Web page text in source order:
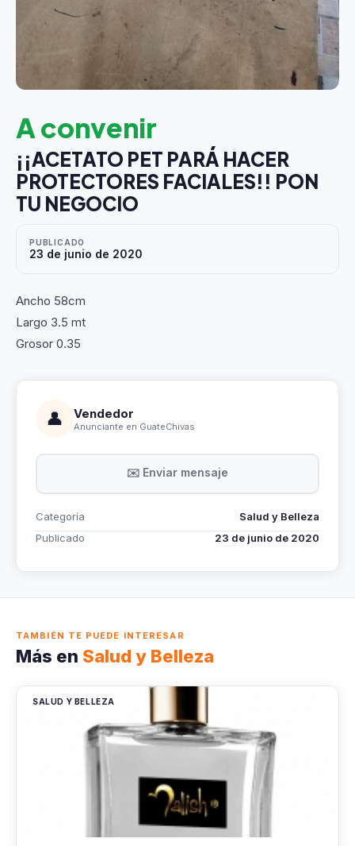
A convenir
¡¡ACETATO PET PARÁ HACER
PROTECTORES FACIALES!! PON
TU NEGOCIO
PUBLICADO
23 de junio de 2020
Ancho 58cm
Largo 3.5 mt
Grosor 0.35
👤 Vendedor
Anunciante en GuateChivas
✉️ Enviar mensaje
Categoría
Salud y Belleza
Publicado
23 de junio de 2020
TAMBIÉN TE PUEDE INTERESAR
Más en Salud y Belleza
SALUD Y BELLEZA